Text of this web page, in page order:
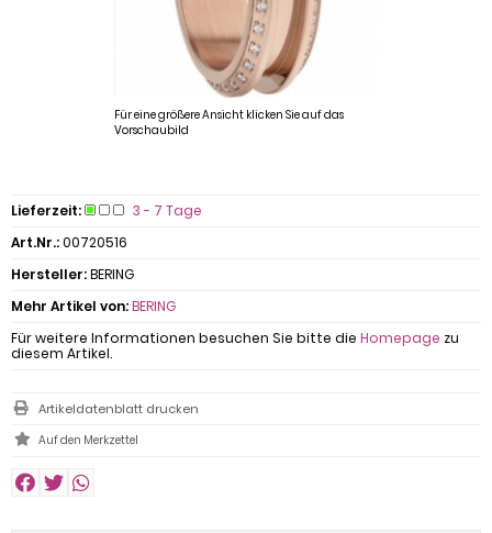
Für eine größere Ansicht klicken Sie auf das
Vorschaubild
Lieferzeit:
3 - 7 Tage
Art.Nr.:00720516
Hersteller:BERING
Mehr Artikel von:BERING
Für weitere Informationen besuchen Sie bitte die Homepage zu
diesem Artikel.
Artikeldatenblatt drucken